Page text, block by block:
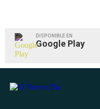
DISPONIBLE EN
Google Play